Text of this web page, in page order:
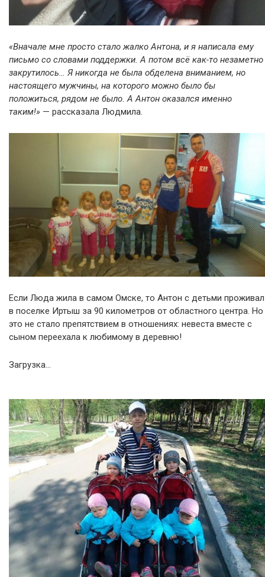
«Вначале мне просто стало жалко Антона, и я написала ему
письмо со словами поддержки. А потом всё как-то незаметно
закрутилось… Я никогда не была обделена вниманием, но
настоящего мужчины, на которого можно было бы
положиться, рядом не было. А Антон оказался именно
таким!» — рассказала Людмила.
Если Люда жила в самом Омске, то Антон с детьми проживал
в поселке Иртыш за 90 километров от областного центра. Но
это не стало препятствием в отношениях: невеста вместе с
сыном переехала к любимому в деревню!
Загрузка…